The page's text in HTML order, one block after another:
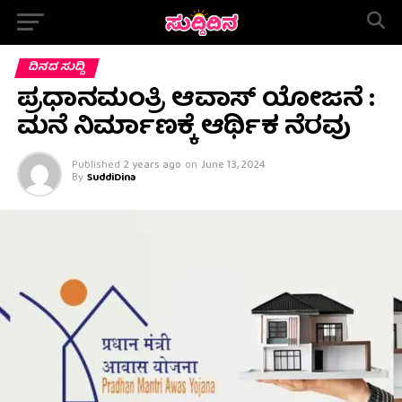
ದಿನದ ಸುದ್ದಿ
ಪ್ರಧಾನಮಂತ್ರಿ ಆವಾಸ್ ಯೋಜನೆ :
ಮನೆ ನಿರ್ಮಾಣಕ್ಕೆ ಆರ್ಥಿಕ ನೆರವು
Published 2 years ago on June 13, 2024
By SuddiDina